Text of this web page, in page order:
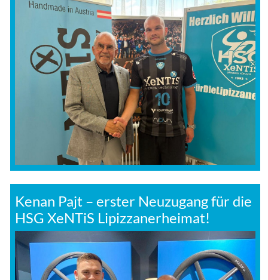
Kenan Pajt – erster Neuzugang für die
HSG XeNTiS Lipizzanerheimat!